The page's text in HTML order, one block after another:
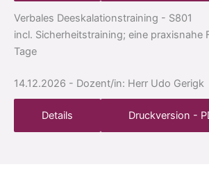
Verbales Deeskalationstraining - S801
incl. Sicherheitstraining; eine praxisnahe
Tage
14.12.2026 - Dozent/in: Herr Udo Gerigk
Details Druckversion -